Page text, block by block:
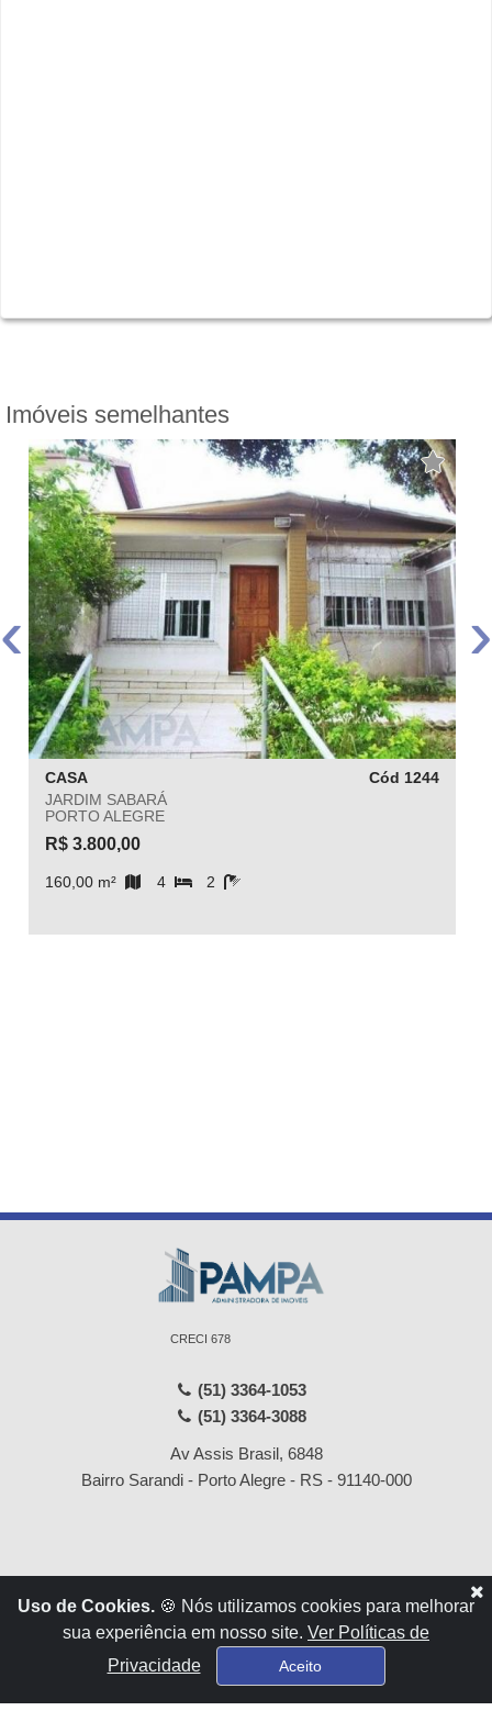
Imóveis semelhantes
‹
CASA
Cód 1244
JARDIM SABARÁ
PORTO ALEGRE
R$ 3.800,00
160,00 m² 4 2
›
CRECI 678
(51) 3364-1053
(51) 3364-3088
Av Assis Brasil, 6848
Bairro Sarandi - Porto Alegre - RS - 91140-000
Vendas
Uso de Cookies. 🍪 Nós utilizamos cookies para melhorar
sua experiência em nosso site. Ver Políticas de
Privacidade
Aceito